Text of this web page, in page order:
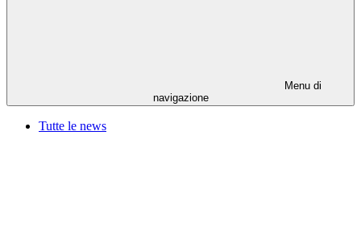
Menu di
navigazione
Tutte le news